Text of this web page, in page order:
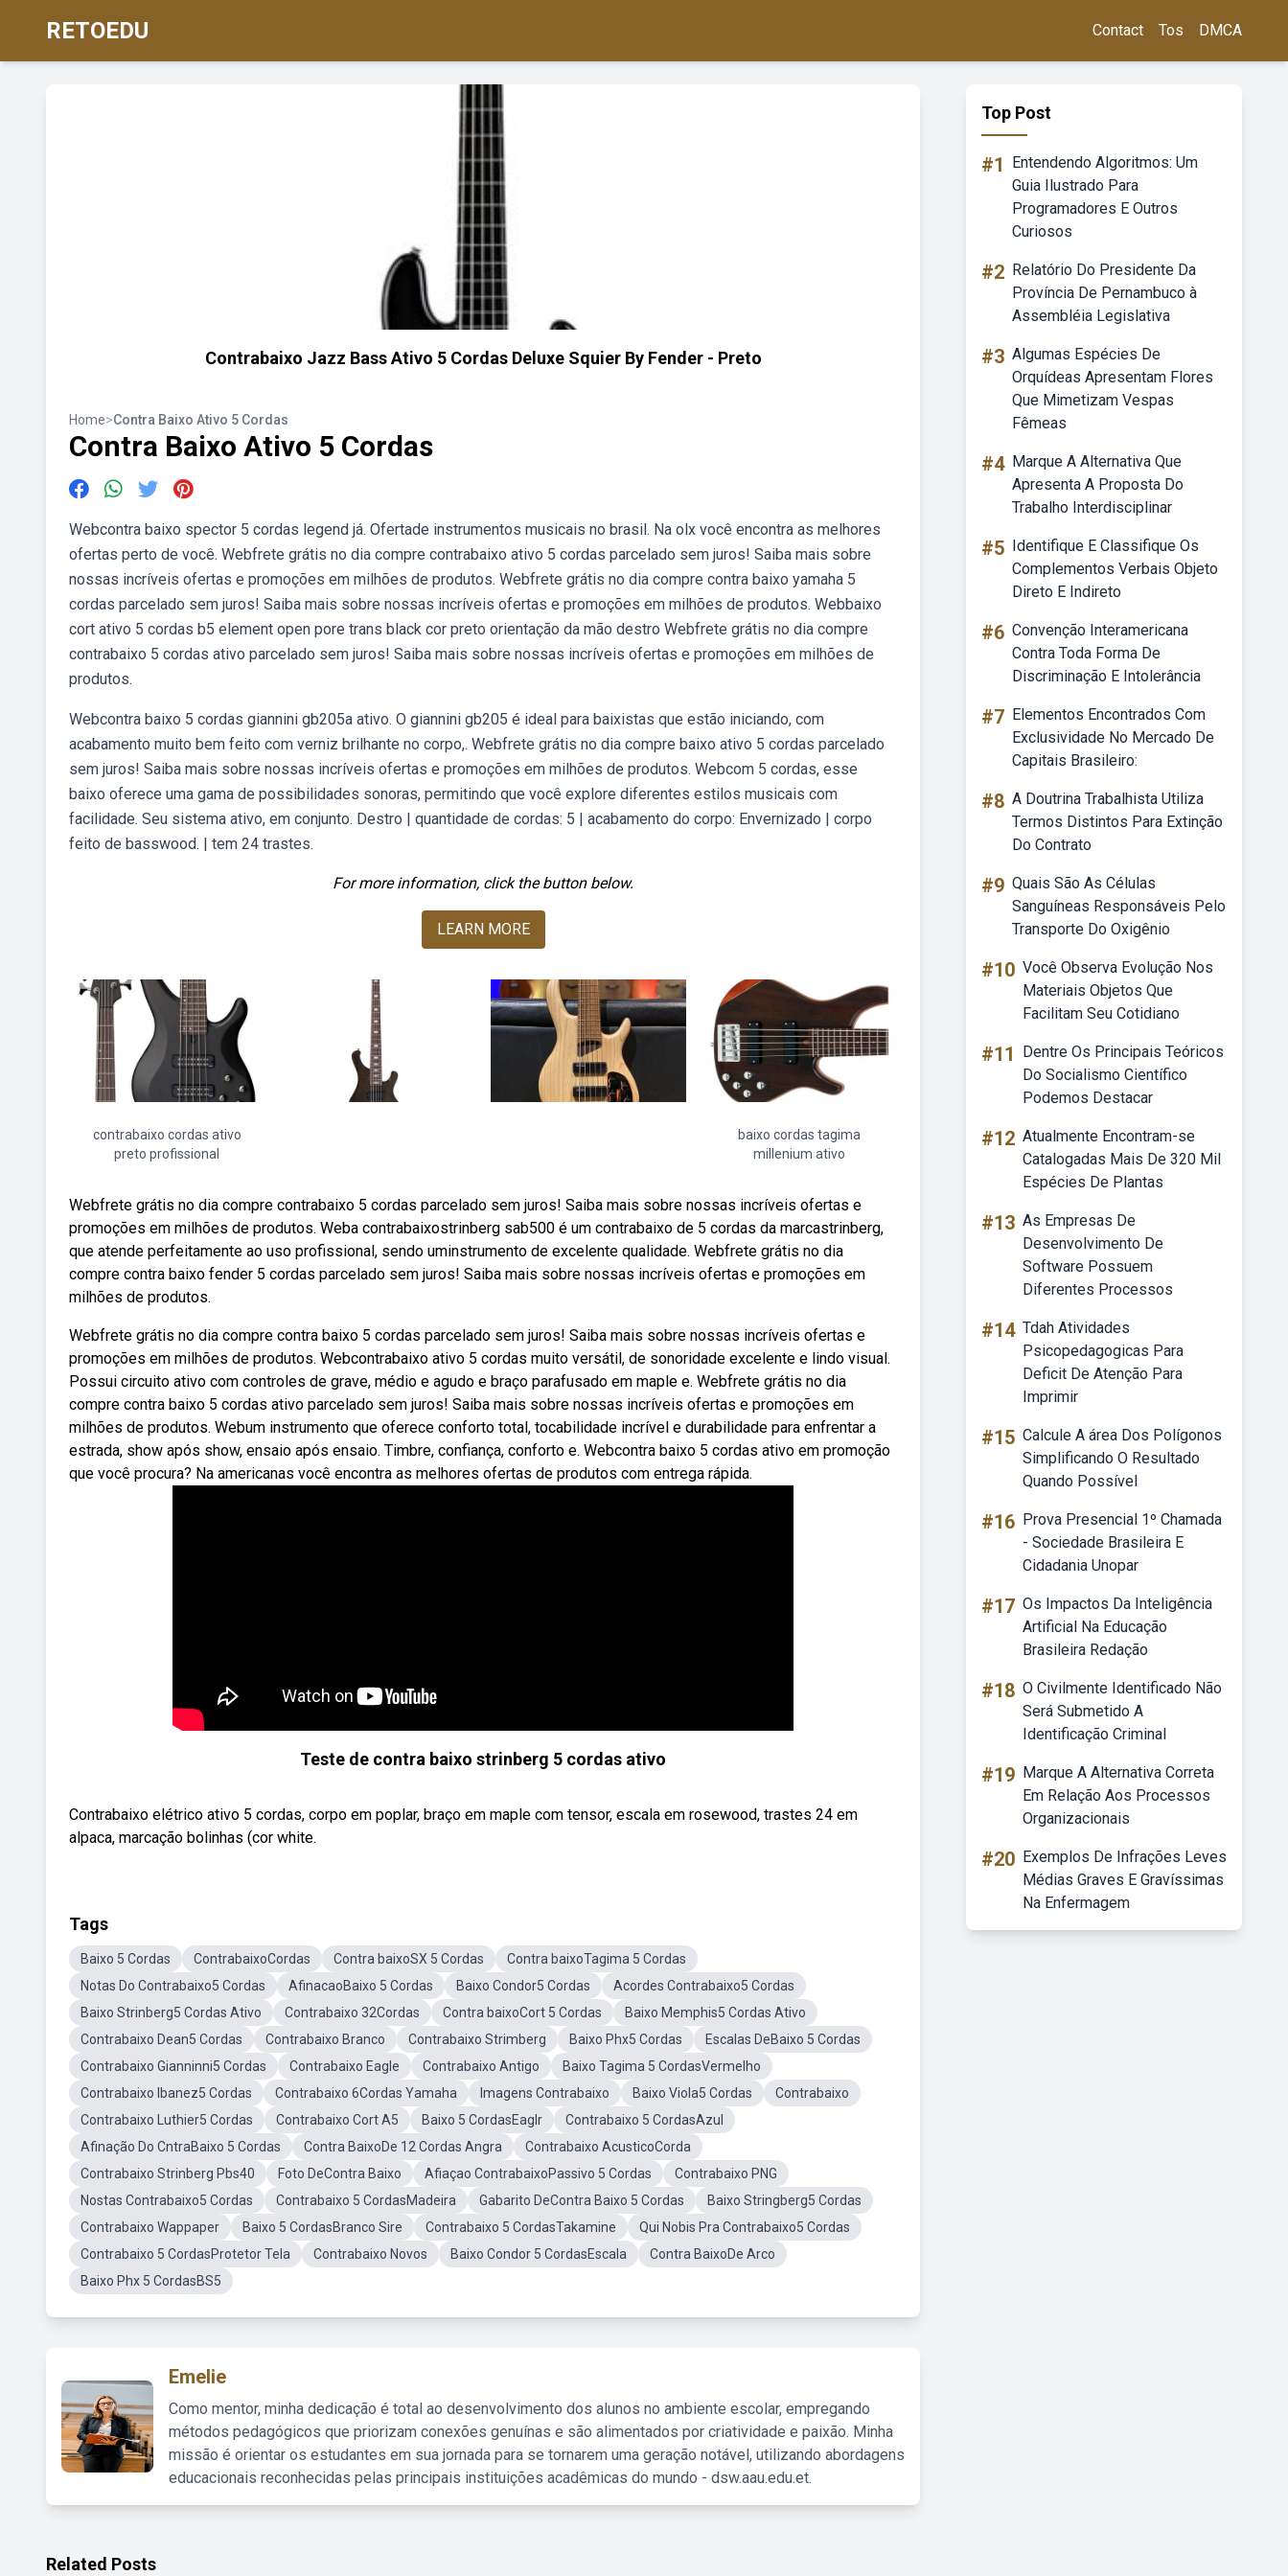
RETOEDU Contact Tos DMCA
Contrabaixo Jazz Bass Ativo 5 Cordas Deluxe Squier By Fender - Preto
Home>Contra Baixo Ativo 5 Cordas
Contra Baixo Ativo 5 Cordas
Webcontra baixo spector 5 cordas legend já. Ofertade instrumentos musicais no brasil. Na olx você encontra as melhores
ofertas perto de você. Webfrete grátis no dia compre contrabaixo ativo 5 cordas parcelado sem juros! Saiba mais sobre
nossas incríveis ofertas e promoções em milhões de produtos. Webfrete grátis no dia compre contra baixo yamaha 5
cordas parcelado sem juros! Saiba mais sobre nossas incríveis ofertas e promoções em milhões de produtos. Webbaixo
cort ativo 5 cordas b5 element open pore trans black cor preto orientação da mão destro Webfrete grátis no dia compre
contrabaixo 5 cordas ativo parcelado sem juros! Saiba mais sobre nossas incríveis ofertas e promoções em milhões de
produtos.
Webcontra baixo 5 cordas giannini gb205a ativo. O giannini gb205 é ideal para baixistas que estão iniciando, com
acabamento muito bem feito com verniz brilhante no corpo,. Webfrete grátis no dia compre baixo ativo 5 cordas parcelado
sem juros! Saiba mais sobre nossas incríveis ofertas e promoções em milhões de produtos. Webcom 5 cordas, esse
baixo oferece uma gama de possibilidades sonoras, permitindo que você explore diferentes estilos musicais com
facilidade. Seu sistema ativo, em conjunto. Destro | quantidade de cordas: 5 | acabamento do corpo: Envernizado | corpo
feito de basswood. | tem 24 trastes.
For more information, click the button below.
LEARN MORE
contrabaixo cordas ativo
preto profissional
baixo cordas tagima
millenium ativo
Webfrete grátis no dia compre contrabaixo 5 cordas parcelado sem juros! Saiba mais sobre nossas incríveis ofertas e
promoções em milhões de produtos. Weba contrabaixostrinberg sab500 é um contrabaixo de 5 cordas da marcastrinberg,
que atende perfeitamente ao uso profissional, sendo uminstrumento de excelente qualidade. Webfrete grátis no dia
compre contra baixo fender 5 cordas parcelado sem juros! Saiba mais sobre nossas incríveis ofertas e promoções em
milhões de produtos.
Webfrete grátis no dia compre contra baixo 5 cordas parcelado sem juros! Saiba mais sobre nossas incríveis ofertas e
promoções em milhões de produtos. Webcontrabaixo ativo 5 cordas muito versátil, de sonoridade excelente e lindo visual.
Possui circuito ativo com controles de grave, médio e agudo e braço parafusado em maple e. Webfrete grátis no dia
compre contra baixo 5 cordas ativo parcelado sem juros! Saiba mais sobre nossas incríveis ofertas e promoções em
milhões de produtos. Webum instrumento que oferece conforto total, tocabilidade incrível e durabilidade para enfrentar a
estrada, show após show, ensaio após ensaio. Timbre, confiança, conforto e. Webcontra baixo 5 cordas ativo em promoção
que você procura? Na americanas você encontra as melhores ofertas de produtos com entrega rápida.
Teste de contra baixo strinberg 5 cordas ativo
Contrabaixo elétrico ativo 5 cordas, corpo em poplar, braço em maple com tensor, escala em rosewood, trastes 24 em
alpaca, marcação bolinhas (cor white.
Tags
Baixo 5 Cordas ContrabaixoCordas Contra baixoSX 5 Cordas
Contra baixoTagima 5 Cordas
Notas Do Contrabaixo5 Cordas
AfinacaoBaixo 5 Cordas Baixo Condor5 Cordas
Acordes Contrabaixo5 Cordas
Baixo Strinberg5 Cordas Ativo
Contrabaixo 32Cordas Contra baixoCort 5 Cordas
Baixo Memphis5 Cordas Ativo
Contrabaixo Dean5 Cordas
Contrabaixo Branco Contrabaixo Strimberg Baixo Phx5 Cordas
Escalas DeBaixo 5 Cordas
Contrabaixo Gianninni5 Cordas
Contrabaixo Eagle Contrabaixo Antigo
Baixo Tagima 5 CordasVermelho
Contrabaixo Ibanez5 Cordas
Contrabaixo 6Cordas Yamaha Imagens Contrabaixo Baixo Viola5 Cordas
Contrabaixo
Contrabaixo Luthier5 Cordas
Contrabaixo Cort A5 Baixo 5 CordasEaglr
Contrabaixo 5 CordasAzul
Afinação Do CntraBaixo 5 Cordas
Contra BaixoDe 12 Cordas Angra
Contrabaixo AcusticoCorda
Contrabaixo Strinberg Pbs40
Foto DeContra Baixo Afiaçao ContrabaixoPassivo 5 Cordas
Contrabaixo PNG
Nostas Contrabaixo5 Cordas
Contrabaixo 5 CordasMadeira Gabarito DeContra Baixo 5 Cordas
Baixo Stringberg5 Cordas
Contrabaixo Wappaper
Baixo 5 CordasBranco Sire Contrabaixo 5 CordasTakamine
Qui Nobis Pra Contrabaixo5 Cordas
Contrabaixo 5 CordasProtetor Tela
Contrabaixo Novos Baixo Condor 5 CordasEscala
Contra BaixoDe Arco
Baixo Phx 5 CordasBS5
Emelie
Como mentor, minha dedicação é total ao desenvolvimento dos alunos no ambiente escolar, empregando
métodos pedagógicos que priorizam conexões genuínas e são alimentados por criatividade e paixão. Minha
missão é orientar os estudantes em sua jornada para se tornarem uma geração notável, utilizando abordagens
educacionais reconhecidas pelas principais instituições acadêmicas do mundo - dsw.aau.edu.et.
Top Post
#1
Entendendo Algoritmos: Um
Guia Ilustrado Para
Programadores E Outros
Curiosos
#2 Relatório Do Presidente Da
Província De Pernambuco à
Assembléia Legislativa
#3 Algumas Espécies De
Orquídeas Apresentam Flores
Que Mimetizam Vespas
Fêmeas
#4 Marque A Alternativa Que
Apresenta A Proposta Do
Trabalho Interdisciplinar
#5 Identifique E Classifique Os
Complementos Verbais Objeto
Direto E Indireto
#6 Convenção Interamericana
Contra Toda Forma De
Discriminação E Intolerância
#7 Elementos Encontrados Com
Exclusividade No Mercado De
Capitais Brasileiro:
#8 A Doutrina Trabalhista Utiliza
Termos Distintos Para Extinção
Do Contrato
#9 Quais São As Células
Sanguíneas Responsáveis Pelo
Transporte Do Oxigênio
#10 Você Observa Evolução Nos
Materiais Objetos Que
Facilitam Seu Cotidiano
#11
Dentre Os Principais Teóricos
Do Socialismo Científico
Podemos Destacar
#12 Atualmente Encontram-se
Catalogadas Mais De 320 Mil
Espécies De Plantas
#13 As Empresas De
Desenvolvimento De
Software Possuem
Diferentes Processos
#14 Tdah Atividades
Psicopedagogicas Para
Deficit De Atenção Para
Imprimir
#15 Calcule A área Dos Polígonos
Simplificando O Resultado
Quando Possível
#16 Prova Presencial 1º Chamada
- Sociedade Brasileira E
Cidadania Unopar
#17 Os Impactos Da Inteligência
Artificial Na Educação
Brasileira Redação
#18 O Civilmente Identificado Não
Será Submetido A
Identificação Criminal
#19 Marque A Alternativa Correta
Em Relação Aos Processos
Organizacionais
#20 Exemplos De Infrações Leves
Médias Graves E Gravíssimas
Na Enfermagem
Related Posts